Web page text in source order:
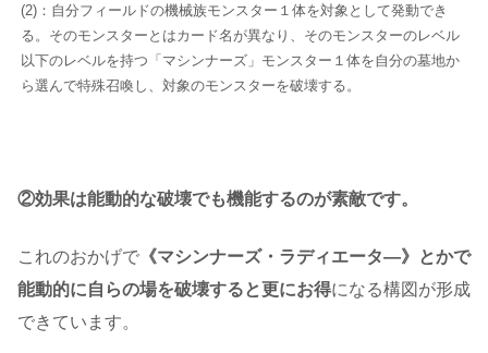
(2)：自分フィールドの機械族モンスター１体を対象として発動でき
る。そのモンスターとはカード名が異なり、そのモンスターのレベル
以下のレベルを持つ「マシンナーズ」モンスター１体を自分の墓地か
ら選んで特殊召喚し、対象のモンスターを破壊する。
②効果は能動的な破壊でも機能するのが素敵です。
これのおかげで 《マシンナーズ・ラディエータ―》とかで
能動的に自らの場を破壊すると更にお得になる構図が形成
できています。